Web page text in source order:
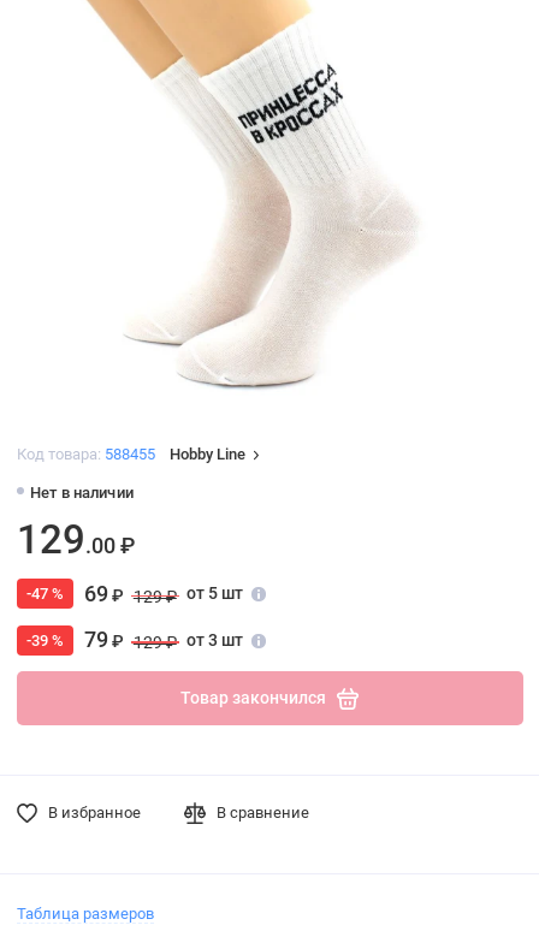
Код товара: 588455 Hobby Line
Нет в наличии
129.00 ₽
-47 % 69₽ 129 ₽ от 5 шт
-39 % 79₽ 129 ₽ от 3 шт
Товар закончился
В избранное В сравнение
Таблица размеров